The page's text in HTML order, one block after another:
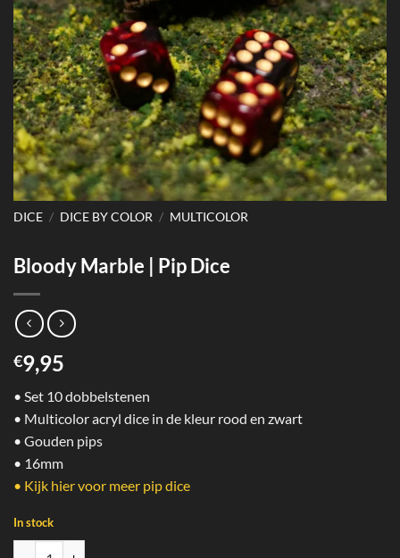
DICE / DICE BY COLOR / MULTICOLOR
Bloody Marble | Pip Dice
€9,95
• Set 10 dobbelstenen
• Multicolor acryl dice in de kleur rood en zwart
• Gouden pips
• 16mm
• Kijk hier voor meer pip dice
In stock